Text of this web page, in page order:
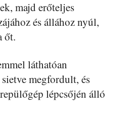
majd erőteljes
és állához nyúl,
őt.
láthatóan
megfordult, és
lépcsőjén álló